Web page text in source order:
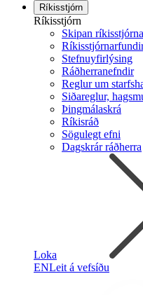
Ríkisstjórn
Ríkisstjórn
Skipan
Stefnuyfirlýsing
Ráðherranefndir
Reglur um
Siðareglur,
Þingmálaskrá
Ríkisráð
Sögulegt efni
Dagskrár ráðherra
Loka
ENLeit á vefsíðu